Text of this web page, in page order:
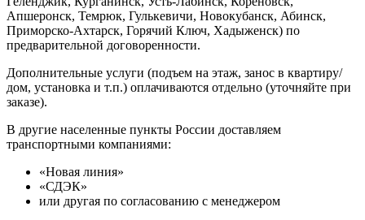
Апшеронск, Темрюк, Гулькевичи, Новокубанск, Абинск,
Приморско-Ахтарск, Горячий Ключ, Хадыженск) по
предварительной договоренности.
Дополнительные услуги (подъем на этаж, занос в квартиру/
дом, установка и т.п.) оплачиваются отдельно (уточняйте при
заказе).
В другие населенные пункты России доставляем
транспортными компаниями:
«Новая линия»
«СДЭК»
или другая по согласованию с менеджером